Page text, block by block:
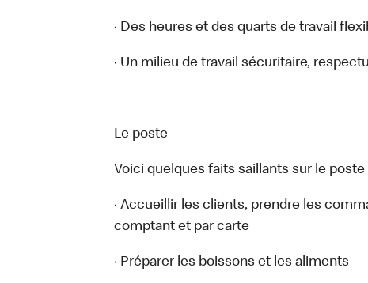
· Des heures et des quarts de travail
· Un milieu de travail sécuritaire,
Le poste
Voici quelques faits saillants sur le poste
· Accueillir les clients, prendre les
comptant et par carte
· Préparer les boissons et les aliments